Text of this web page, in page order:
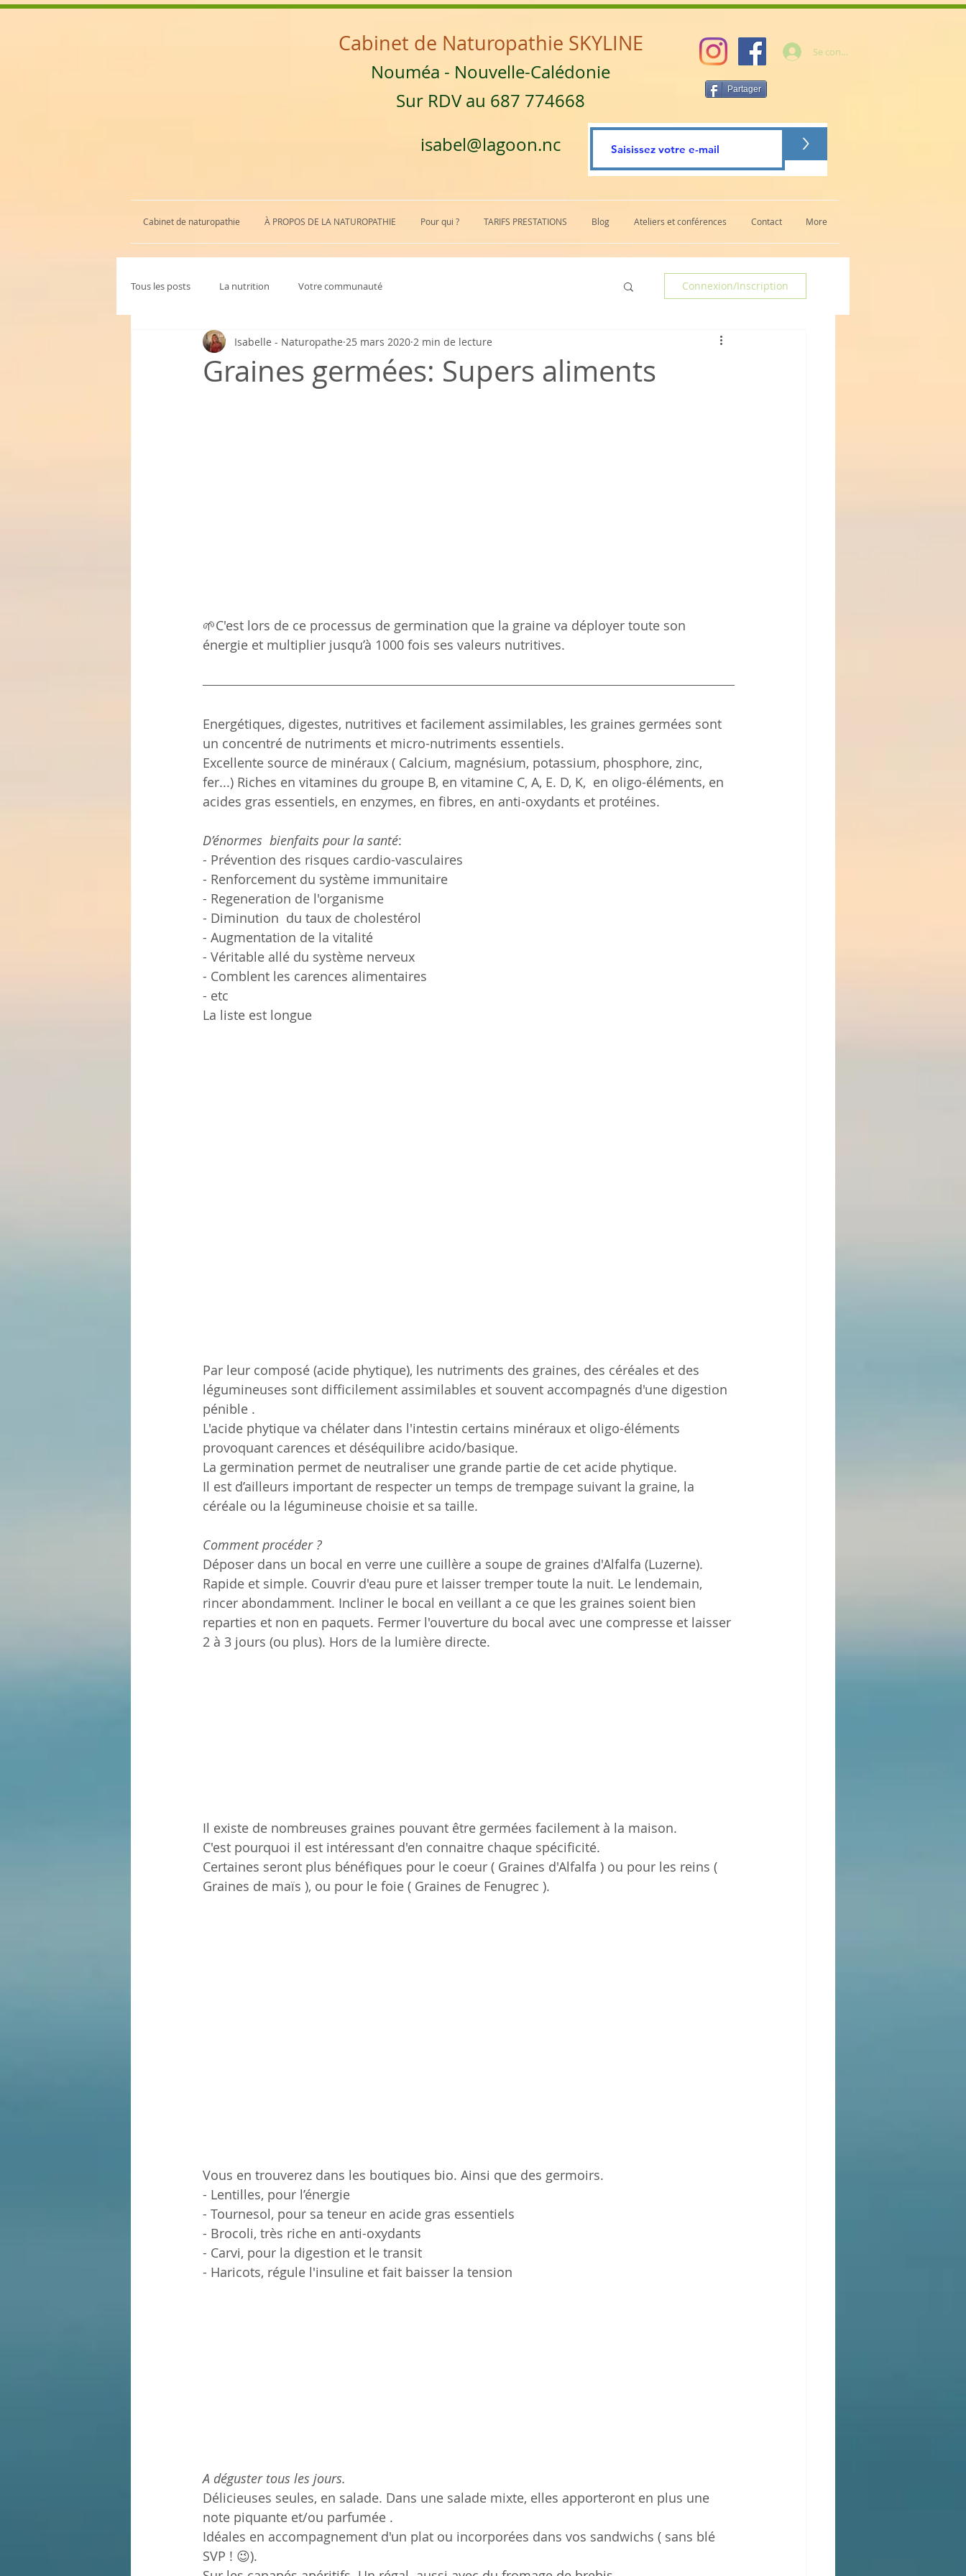
Cabinet de Naturopathie SKYLINE
Nouméa - Nouvelle-Calédonie
Sur RDV au 687 774668
Se connecter
Partager
isabel@lagoon.nc >
Cabinet de naturopathie À PROPOS DE LA NATUROPATHIE Pour qui ? TARIFS PRESTATIONS Blog Ateliers et conférences Contact More
Tous les posts La nutrition Votre communauté Connexion/Inscription
Graines germées: Supers aliments
Isabelle - Naturopathe 25 mars 2020 2 min de lecture
🌱C'est lors de ce processus de germination que la graine va déployer toute son
énergie et multiplier jusqu’à 1000 fois ses valeurs nutritives.
Energétiques, digestes, nutritives et facilement assimilables, les graines germées sont
un concentré de nutriments et micro-nutriments essentiels.
Excellente source de minéraux ( Calcium, magnésium, potassium, phosphore, zinc,
fer...) Riches en vitamines du groupe B, en vitamine C, A, E. D, K,  en oligo-éléments, en
acides gras essentiels, en enzymes, en fibres, en anti-oxydants et protéines.
D’énormes  bienfaits pour la santé:
- Prévention des risques cardio-vasculaires
- Renforcement du système immunitaire
- Regeneration de l'organisme
- Diminution  du taux de cholestérol
- Augmentation de la vitalité
- Véritable allé du système nerveux
- Comblent les carences alimentaires
- etc
La liste est longue
Par leur composé (acide phytique), les nutriments des graines, des céréales et des
légumineuses sont difficilement assimilables et souvent accompagnés d'une digestion
pénible .
L'acide phytique va chélater dans l'intestin certains minéraux et oligo-éléments
provoquant carences et déséquilibre acido/basique.
La germination permet de neutraliser une grande partie de cet acide phytique.
Il est d’ailleurs important de respecter un temps de trempage suivant la graine, la
céréale ou la légumineuse choisie et sa taille.
Comment procéder ?
Déposer dans un bocal en verre une cuillère a soupe de graines d'Alfalfa (Luzerne).
Rapide et simple. Couvrir d'eau pure et laisser tremper toute la nuit. Le lendemain,
rincer abondamment. Incliner le bocal en veillant a ce que les graines soient bien
reparties et non en paquets. Fermer l'ouverture du bocal avec une compresse et laisser
2 à 3 jours (ou plus). Hors de la lumière directe.
Il existe de nombreuses graines pouvant être germées facilement à la maison.
C'est pourquoi il est intéressant d'en connaitre chaque spécificité.
Certaines seront plus bénéfiques pour le coeur ( Graines d'Alfalfa ) ou pour les reins (
Graines de maïs ), ou pour le foie ( Graines de Fenugrec ).
Vous en trouverez dans les boutiques bio. Ainsi que des germoirs.
- Lentilles, pour l’énergie
- Tournesol, pour sa teneur en acide gras essentiels
- Brocoli, très riche en anti-oxydants
- Carvi, pour la digestion et le transit
- Haricots, régule l'insuline et fait baisser la tension
A déguster tous les jours.
Délicieuses seules, en salade. Dans une salade mixte, elles apporteront en plus une
note piquante et/ou parfumée .
Idéales en accompagnement d'un plat ou incorporées dans vos sandwichs ( sans blé
SVP ! 😉).